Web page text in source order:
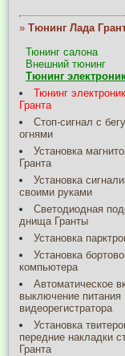
» Тюнинг Лада
Тюнинг салона
Внешний тюнинг
Тюнинг
Тюнинг
Гранта
Стоп-сигнал с
огнями
Установка
Гранта
Установка
своими руками
Светодиодная
днища Гранты
Установка
Установка
компьютера
Автоматическое
выключение питания
видеорегистратора
Установка
передние накладки
Гранта